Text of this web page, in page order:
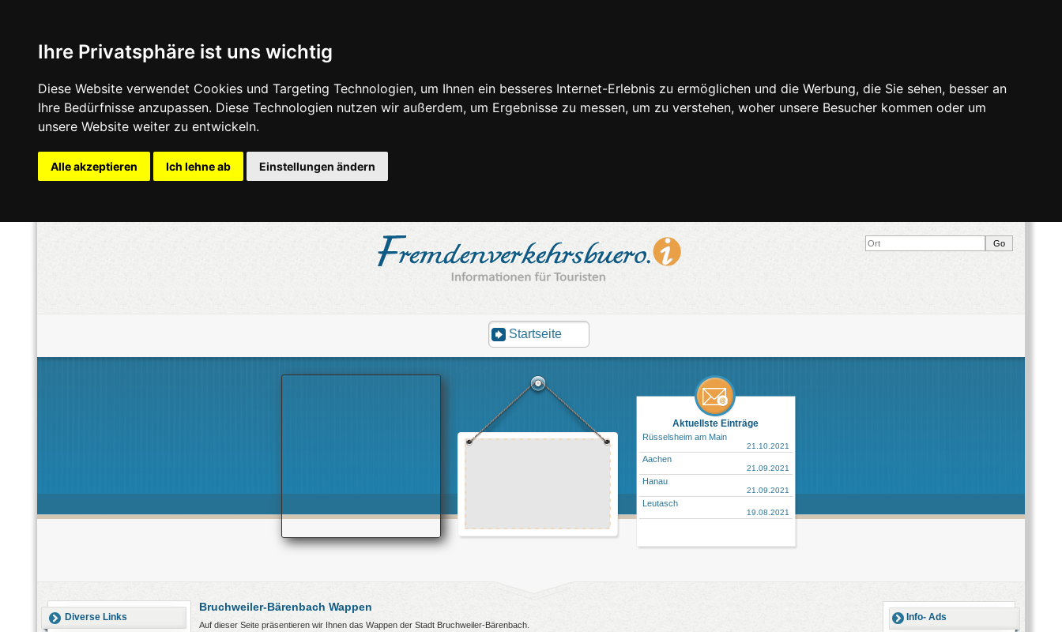
Ihre Privatsphäre ist uns wichtig
Diese Website verwendet Cookies und Targeting Technologien, um Ihnen ein besseres Internet-Erlebnis zu ermöglichen und die Werbung, die Sie sehen, besser an
Ihre Bedürfnisse anzupassen. Diese Technologien nutzen wir außerdem, um Ergebnisse zu messen, um zu verstehen, woher unsere Besucher kommen oder um
unsere Website weiter zu entwickeln.
Alle akzeptieren Ich lehne ab Einstellungen ändern
Startseite
Aktuellste Einträge
Rüsselsheim am Main
21.10.2021
Aachen
21.09.2021
Hanau
21.09.2021
Leutasch
19.08.2021
Diverse Links Info- Ads
Bruchweiler-Bärenbach Wappen
Auf dieser Seite präsentieren wir Ihnen das Wappen der Stadt Bruchweiler-Bärenbach.